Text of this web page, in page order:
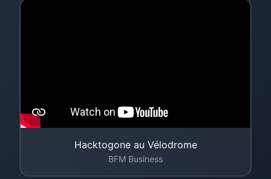
Hacktogone au Vélodrome
BFM Business